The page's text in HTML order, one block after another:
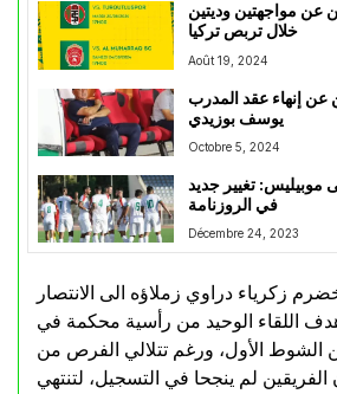
عن مواجهتين وديتين
خلال تربص تركيا
Août 19, 2024
عن إنهاء عقد المدرب
يوسف بوزيدي
Octobre 5, 2024
موبيليس: تغيير جديد
في الروزنامة
Décembre 24, 2023
زكرياء دراوي زملاؤه الى الانتصار
اللقاء الوحيد من رأسية محكمة في
30 من الشوط الأول، ورغم تتلالي الفرص من
الفريقين لم ينجحا في التسجيل، لتنتهي